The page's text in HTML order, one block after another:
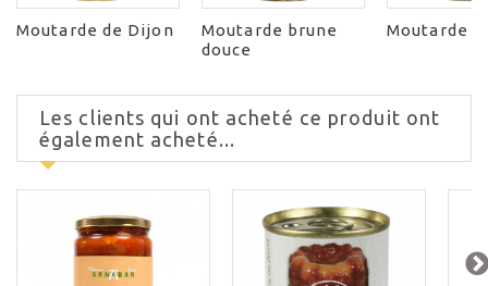
Moutarde de Dijon
Moutarde brune
douce
Moutarde
Les clients qui ont acheté ce produit ont
également acheté...